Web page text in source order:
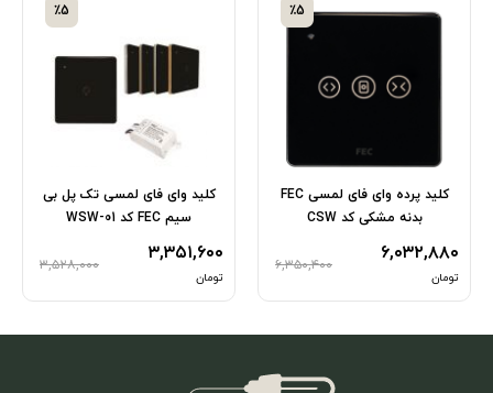
کلید پرده وای فای لمسی FEC
بدنه مشکی کد CSW
۶,۰۳۲,۸۸۰
تومان
۶,۳۵۰,۴۰۰
٪5
کلید وای فای لمسی تک پل بی
سیم FEC کد WSW-01
۳,۳۵۱,۶۰۰
تومان
۳,۵۲۸,۰۰۰
٪5